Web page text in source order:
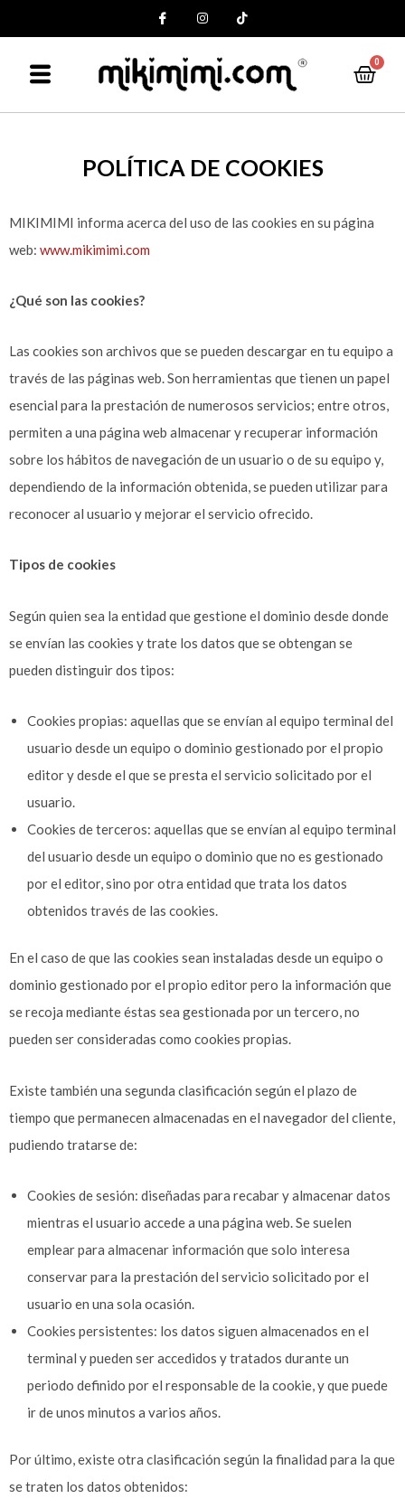
0
POLÍTICA DE COOKIES
MIKIMIMI informa acerca del uso de las cookies en su página
web: www.mikimimi.com
¿Qué son las cookies?
Las cookies son archivos que se pueden descargar en tu equipo a
través de las páginas web. Son herramientas que tienen un papel
esencial para la prestación de numerosos servicios; entre otros,
permiten a una página web almacenar y recuperar información
sobre los hábitos de navegación de un usuario o de su equipo y,
dependiendo de la información obtenida, se pueden utilizar para
reconocer al usuario y mejorar el servicio ofrecido.
Tipos de cookies
Según quien sea la entidad que gestione el dominio desde donde
se envían las cookies y trate los datos que se obtengan se
pueden distinguir dos tipos:
Cookies propias: aquellas que se envían al equipo terminal del
usuario desde un equipo o dominio gestionado por el propio
editor y desde el que se presta el servicio solicitado por el
usuario.
Cookies de terceros: aquellas que se envían al equipo terminal
del usuario desde un equipo o dominio que no es gestionado
por el editor, sino por otra entidad que trata los datos
obtenidos través de las cookies.
En el caso de que las cookies sean instaladas desde un equipo o
dominio gestionado por el propio editor pero la información que
se recoja mediante éstas sea gestionada por un tercero, no
pueden ser consideradas como cookies propias.
Existe también una segunda clasificación según el plazo de
tiempo que permanecen almacenadas en el navegador del cliente,
pudiendo tratarse de:
Cookies de sesión: diseñadas para recabar y almacenar datos
mientras el usuario accede a una página web. Se suelen
emplear para almacenar información que solo interesa
conservar para la prestación del servicio solicitado por el
usuario en una sola ocasión.
Cookies persistentes: los datos siguen almacenados en el
terminal y pueden ser accedidos y tratados durante un
periodo definido por el responsable de la cookie, y que puede
ir de unos minutos a varios años.
Por último, existe otra clasificación según la finalidad para la que
se traten los datos obtenidos: